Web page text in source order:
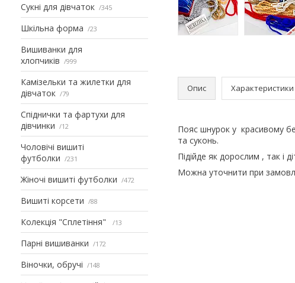
Сукні для дівчаток 345
Шкільна форма 23
Вишиванки для
хлопчиків
999
Камізельки та жилетки для
дівчаток
79
Спіднички та фартухи для
дівчинки
12
Чоловічі вишиті
футболки
231
Жіночі вишиті футболки 472
Вишиті корсети 88
Колекція "Сплетіння" 13
Парні вишиванки 172
Віночки, обручі 148
Опис Характеристики
Пояс шнурок у красивому
та суконь.
Підійде як дорослим , так і
Можна уточнити при